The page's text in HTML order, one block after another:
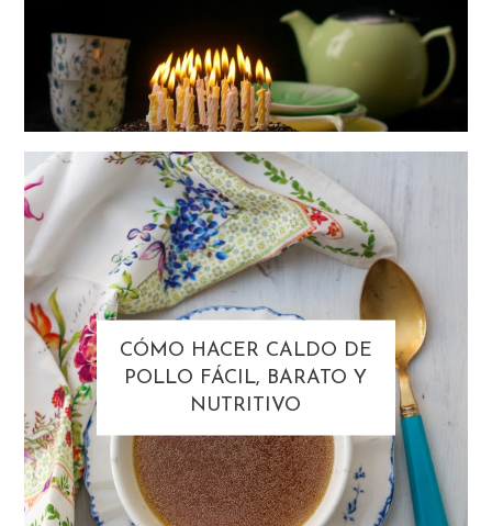
CÓMO HACER CALDO DE
POLLO FÁCIL, BARATO Y
NUTRITIVO